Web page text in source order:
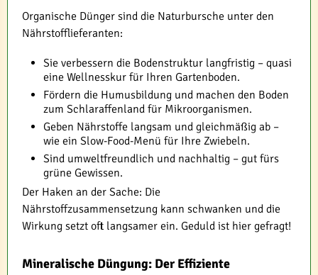
Organische Dünger sind die Naturbursche unter den
Nährstofflieferanten:
Sie verbessern die Bodenstruktur langfristig – quasi
eine Wellnesskur für Ihren Gartenboden.
Fördern die Humusbildung und machen den Boden
zum Schlaraffenland für Mikroorganismen.
Geben Nährstoffe langsam und gleichmäßig ab –
wie ein Slow-Food-Menü für Ihre Zwiebeln.
Sind umweltfreundlich und nachhaltig – gut fürs
grüne Gewissen.
Der Haken an der Sache: Die
Nährstoffzusammensetzung kann schwanken und die
Wirkung setzt oft langsamer ein. Geduld ist hier gefragt!
Mineralische Düngung: Der Effiziente